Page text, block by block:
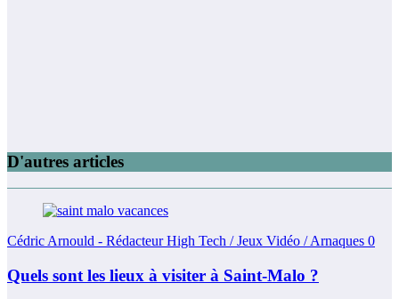
D'autres articles
Cédric Arnould - Rédacteur High Tech / Jeux Vidéo / Arnaques 0
Quels sont les lieux à visiter à Saint-Malo ?